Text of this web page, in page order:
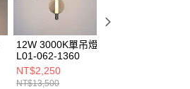
12W 3000K單吊燈
L01-062-1360
NT$2,250
NT$13,500